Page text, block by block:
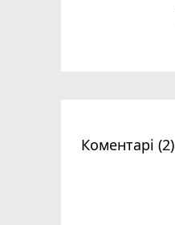
Коментарі (2)